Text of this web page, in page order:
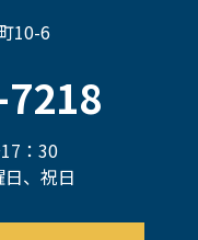
10-6
：30
、祝日